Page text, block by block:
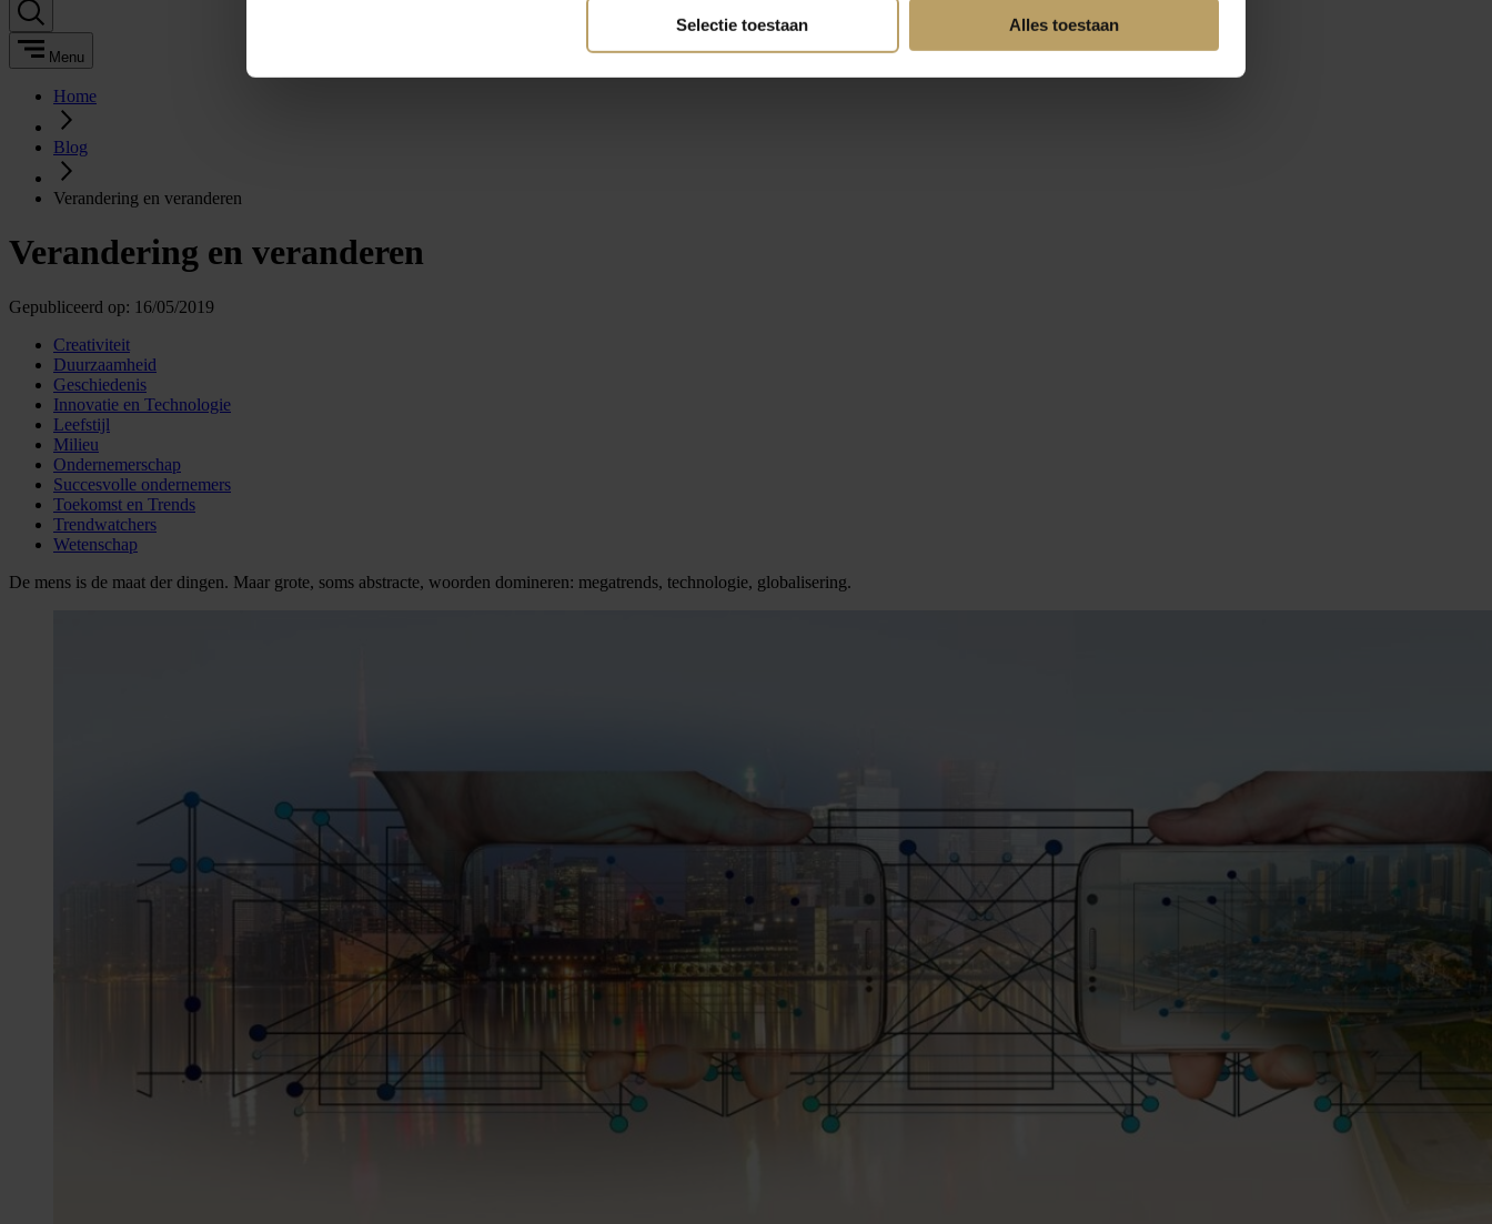
Selectie toestaan Alles toestaan
Menu
Home
Blog
Verandering en veranderen
Verandering en veranderen
Gepubliceerd op: 16/05/2019
Creativiteit
Duurzaamheid
Geschiedenis
Innovatie en Technologie
Leefstijl
Milieu
Ondernemerschap
Succesvolle ondernemers
Toekomst en Trends
Trendwatchers
Wetenschap
De mens is de maat der dingen. Maar grote, soms abstracte, woorden domineren: megatrends, technologie, globalisering.